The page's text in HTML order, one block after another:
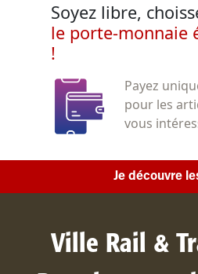
Soyez libre,
le porte-monnaie
!
Payez
pour les
vous
Je découvre
Ville Rail &